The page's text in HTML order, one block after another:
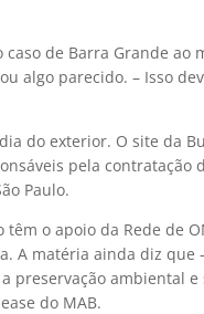
de Barra Grande ao
algo parecido. – Isso
do exterior. O site da
pela contratação
Paulo.
o apoio da Rede de
A matéria ainda diz que
preservação ambiental e
do MAB.